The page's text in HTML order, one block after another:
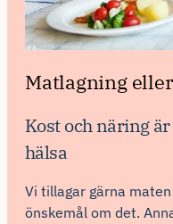
Matlagning
Kost och näring
hälsa
Vi tillagar gärna
önskemål om det.